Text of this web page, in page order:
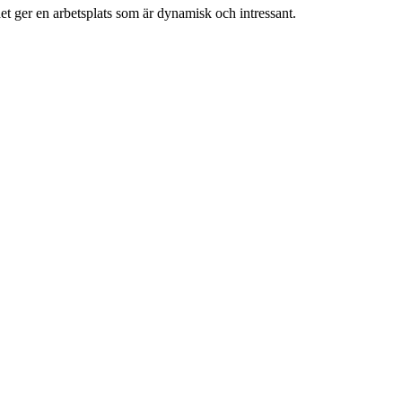
ger en arbetsplats som är dynamisk och intressant.